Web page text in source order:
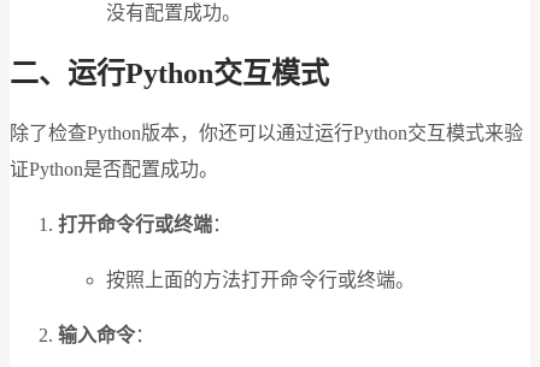
没有配置成功。
二、运行Python交互模式
除了检查Python版本，你还可以通过运行Python交互模式来验
证Python是否配置成功。
打开命令行或终端：
按照上面的方法打开命令行或终端。
输入命令：